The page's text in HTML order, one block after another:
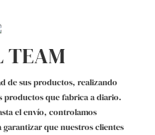
TEAM
de sus productos, realizando
productos que fabrica a diario.
el envío, controlamos
que nuestros clientes